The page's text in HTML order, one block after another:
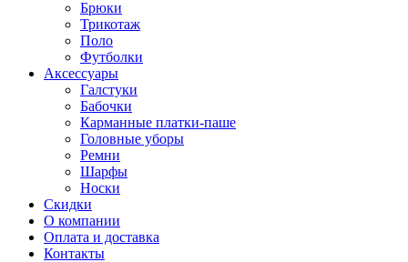
Брюки
Трикотаж
Поло
Футболки
Аксессуары
Галстуки
Бабочки
Карманные платки-паше
Головные уборы
Ремни
Шарфы
Носки
Скидки
О компании
Оплата и доставка
Контакты